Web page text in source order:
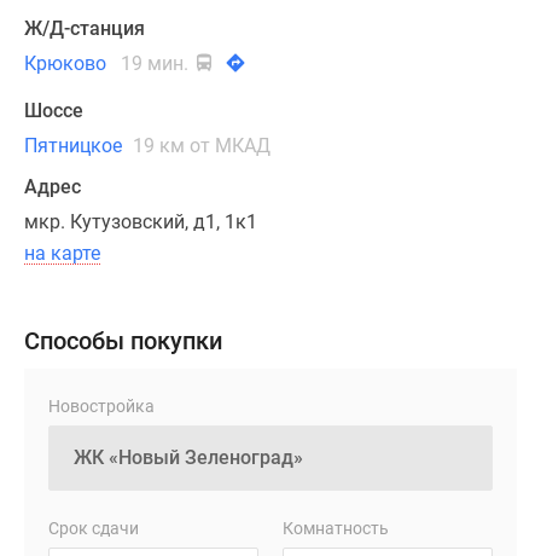
проект
предусматривает
цветовое
оформление
корпусов,
и
каждого
них
будет
набор
оттенков.
Ж/Д-станция
Крюково
19 мин.
Шоссе
Пятницкое 19 км от МКАД
Адрес
мкр. Кутузовский, д1, 1к1
на карте
Способы покупки
Новостройка
Срок сдачи Комнатность